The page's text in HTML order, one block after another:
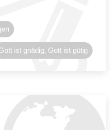
ist gnädig, Gott ist gütig